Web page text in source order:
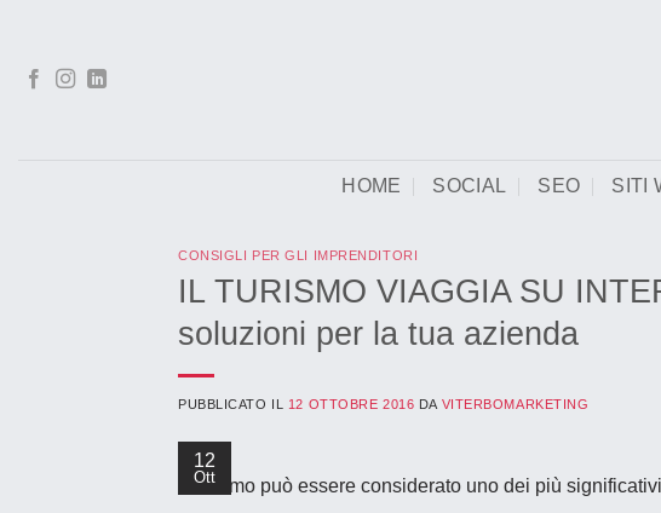
contenuti
HOME SOCIAL SEO SITI
CONSIGLI PER GLI IMPRENDITORI
IL TURISMO VIAGGIA SU
soluzioni per la tua azienda
PUBBLICATO IL 12 OTTOBRE 2016 DA VITERBOMARKETING
12
Ott
Il turismo può essere considerato uno dei più